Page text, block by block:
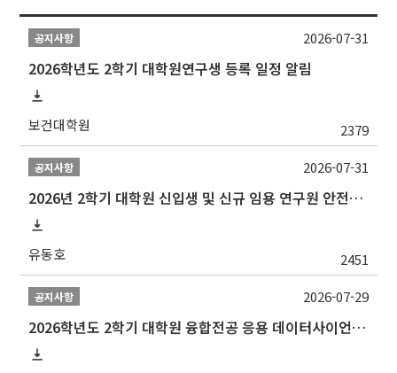
공지사항
2026학년도 2학기 대학원연구생 등록 일정 알림
보건대학원 2379
2026-07-31
공지사항
2026년 2학기 대학원 신입생 및 신규 임용 연구원 안전환경교육(신규교육) 실시 안내
유동호 2451
2026-07-31
공지사항
2026학년도 2학기 대학원 융합전공 응용 데이터사이언스 선발 계획 알림
2026-07-29